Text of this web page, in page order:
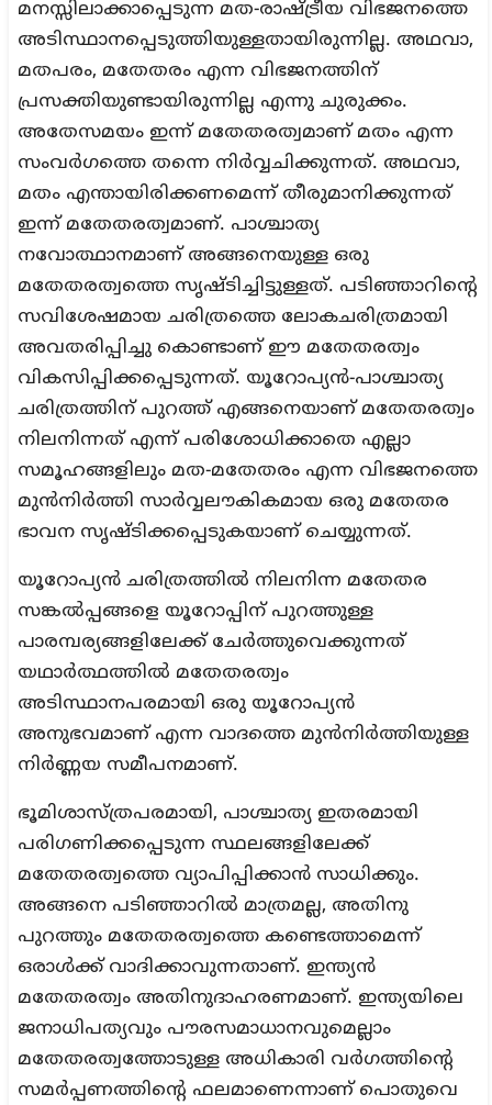
മനസ്സിലാക്കാപ്പെടുന്ന മത-രാഷ്ട്രീയ വിഭജനത്തെ
അടിസ്ഥാനപ്പെടുത്തിയുള്ളതായിരുന്നില്ല. അഥവാ,
മതപരം, മതേതരം എന്ന വിഭജനത്തിന്
പ്രസക്തിയുണ്ടായിരുന്നില്ല എന്നു ചുരുക്കം.
അതേസമയം ഇന്ന് മതേതരത്വമാണ് മതം എന്ന
സംവര്‍ഗത്തെ തന്നെ നിര്‍വ്വചിക്കുന്നത്. അഥവാ,
മതം എന്തായിരിക്കണമെന്ന് തീരുമാനിക്കുന്നത്
ഇന്ന് മതേതരത്വമാണ്. പാശ്ചാത്യ
നവോത്ഥാനമാണ് അങ്ങനെയുള്ള ഒരു
മതേതരത്വത്തെ സൃഷ്ടിച്ചിട്ടുള്ളത്. പടിഞ്ഞാറിന്റെ
സവിശേഷമായ ചരിത്രത്തെ ലോകചരിത്രമായി
അവതരിപ്പിച്ചു കൊണ്ടാണ് ഈ മതേതരത്വം
വികസിപ്പിക്കപ്പെടുന്നത്. യൂറോപ്യന്‍-പാശ്ചാത്യ
ചരിത്രത്തിന് പുറത്ത് എങ്ങനെയാണ് മതേതരത്വം
നിലനിന്നത് എന്ന് പരിശോധിക്കാതെ എല്ലാ
സമൂഹങ്ങളിലും മത-മതേതരം എന്ന വിഭജനത്തെ
മുന്‍നിര്‍ത്തി സാര്‍വ്വലൗകികമായ ഒരു മതേതര
ഭാവന സൃഷ്ടിക്കപ്പെടുകയാണ് ചെയ്യുന്നത്.
യൂറോപ്യന്‍ ചരിത്രത്തില്‍ നിലനിന്ന മതേതര
സങ്കല്‍പ്പങ്ങളെ യൂറോപ്പിന് പുറത്തുള്ള
പാരമ്പര്യങ്ങളിലേക്ക് ചേര്‍ത്തുവെക്കുന്നത്
യഥാര്‍ത്ഥത്തില്‍ മതേതരത്വം
അടിസ്ഥാനപരമായി ഒരു യൂറോപ്യന്‍
അനുഭവമാണ് എന്ന വാദത്തെ മുന്‍നിര്‍ത്തിയുള്ള
നിര്‍ണ്ണയ സമീപനമാണ്.
ഭൂമിശാസ്ത്രപരമായി, പാശ്ചാത്യ ഇതരമായി
പരിഗണിക്കപ്പെടുന്ന സ്ഥലങ്ങളിലേക്ക്
മതേതരത്വത്തെ വ്യാപിപ്പിക്കാന്‍ സാധിക്കും.
അങ്ങനെ പടിഞ്ഞാറില്‍ മാത്രമല്ല, അതിനു
പുറത്തും മതേതരത്വത്തെ കണ്ടെത്താമെന്ന്
ഒരാള്‍ക്ക് വാദിക്കാവുന്നതാണ്. ഇന്ത്യന്‍
മതേതരത്വം അതിനുദാഹരണമാണ്. ഇന്ത്യയിലെ
ജനാധിപത്യവും പൗരസമാധാനവുമെല്ലാം
മതേതരത്വത്തോടുള്ള അധികാരി വര്‍ഗത്തിന്റെ
സമര്‍പ്പണത്തിന്റെ ഫലമാണെന്നാണ് പൊതുവെ